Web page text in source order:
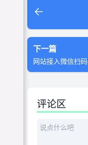
下一篇
网站接入微信扫
评论区